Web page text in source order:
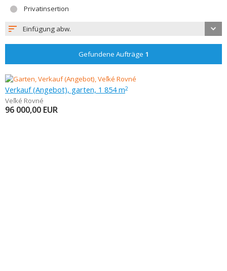
Privatinsertion
Einfügung abw.
Gefundene Aufträge 1
Verkauf (Angebot), garten, 1 854 m2
Veľké Rovné
96 000,00 EUR